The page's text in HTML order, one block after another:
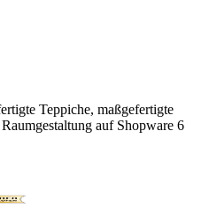
Teppiche, maßgefertigte
auf Shopware 6